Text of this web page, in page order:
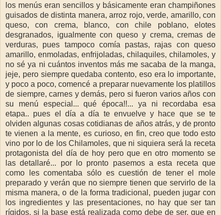
los menús eran sencillos y básicamente eran champiñones
guisados de distinta manera, arroz rojo, verde, amarillo, con
queso, con crema, blanco, con chile poblano, elotes
desgranados, igualmente con queso y crema, cremas de
verduras, pues tampoco comía pastas, rajas con queso
amarillo, enmoladas, enfrijoladas, chilaquiles, chilamoles, y
no sé ya ni cuántos inventos más me sacaba de la manga,
jeje, pero siempre quedaba contento, eso era lo importante,
y poco a poco, comencé a preparar nuevamente los platillos
de siempre, carnes y demás, pero si fueron varios años con
su menú especial... qué época!!... ya ni recordaba esa
etapa.. pues el día a día te envuelve y hace que se te
olviden algunas cosas cotidianas de años atrás, y de pronto
te vienen a la mente, es curioso, en fin, creo que todo esto
vino por lo de los Chilamoles, que ni siquiera será la receta
protagonista del día de hoy pero que en otro momento se
las detallaré... por lo pronto pasemos a esta receta que
como les comentaba sólo es cuestión de tener el mole
preparado y verán que no siempre tienen que servirlo de la
misma manera, o de la forma tradicional, pueden jugar con
los ingredientes y las presentaciones, no hay que ser tan
rígidos, si la base está realizada como debe de ser, que en